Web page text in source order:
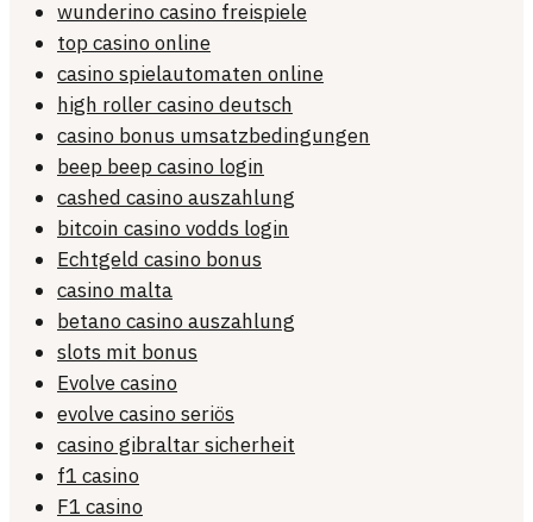
wunderino casino freispiele
top casino online
casino spielautomaten online
high roller casino deutsch
casino bonus umsatzbedingungen
beep beep casino login
cashed casino auszahlung
bitcoin casino vodds login
Echtgeld casino bonus
casino malta
betano casino auszahlung
slots mit bonus
Evolve casino
evolve casino seriös
casino gibraltar sicherheit
f1 casino
F1 casino